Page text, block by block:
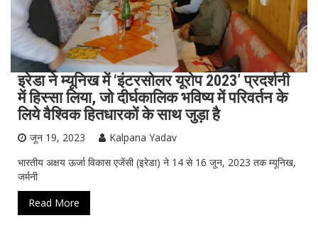
इरेडा ने म्यूनिख में ‘इंटरसोलर यूरोप 2023’ प्रदर्शनी
में हिस्सा लिया, जो दीर्घकालिक भविष्य में परिवर्तन के
लिये वैश्विक हितधारकों के साथ जुड़ा है
जून 19, 2023
Kalpana Yadav
भारतीय अक्षय ऊर्जा विकास एजेंसी (इरेडा) ने 14 से 16 जून, 2023 तक म्यूनिख,
जर्मनी
Read More